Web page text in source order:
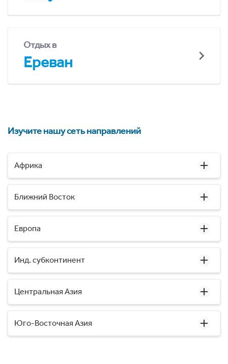
Отдых в
Ереван
Изучите нашу сеть направлений
Африка
Ближний Восток
Европа
Инд. субконтинент
Центральная Азия
Юго-Восточная Азия